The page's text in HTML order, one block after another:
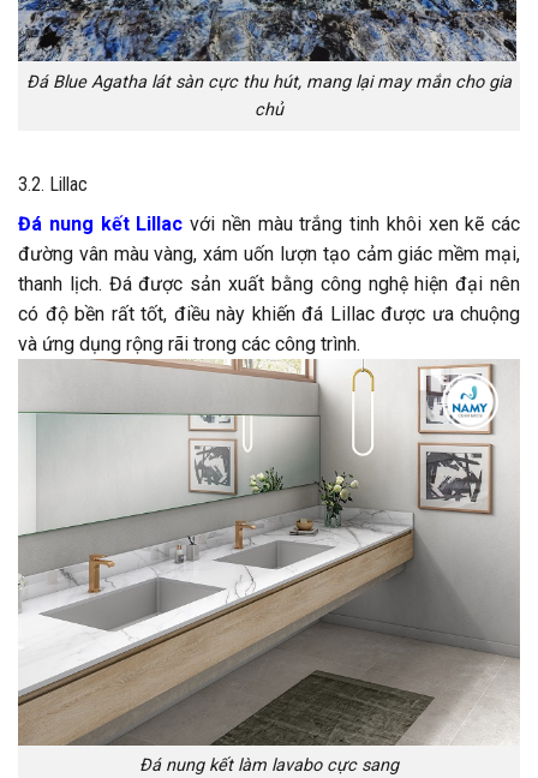
Đá Blue Agatha lát sàn cực thu hút, mang lại may mắn cho gia
chủ
3.2. Lillac
Đá nung kết Lillac với nền màu trắng tinh khôi xen kẽ các
đường vân màu vàng, xám uốn lượn tạo cảm giác mềm mại,
thanh lịch. Đá được sản xuất bằng công nghệ hiện đại nên
có độ bền rất tốt, điều này khiến đá Lillac được ưa chuộng
và ứng dụng rộng rãi trong các công trình.
Đá nung kết làm lavabo cực sang